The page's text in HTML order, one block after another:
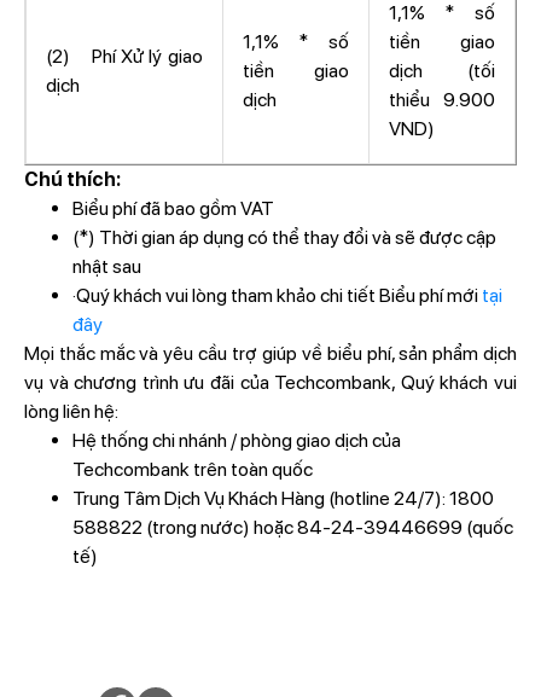
(2) Phí Xử lý giao
dịch
1,1% * số
tiền giao
dịch
1,1% * số
tiền giao
dịch (tối
thiểu 9.900
VND)
Chú thích:
Biểu phí đã bao gồm VAT
(*) Thời gian áp dụng có thể thay đổi và sẽ được cập
nhật sau
·Quý khách vui lòng tham khảo chi tiết Biểu phí mới tại
đây
Mọi thắc mắc và yêu cầu trợ giúp về biểu phí, sản phẩm dịch
vụ và chương trình ưu đãi của Techcombank, Quý khách vui
lòng liên hệ:
Hệ thống chi nhánh / phòng giao dịch của
Techcombank trên toàn quốc
Trung Tâm Dịch Vụ Khách Hàng (hotline 24/7): 1800
588822 (trong nước) hoặc 84-24-39446699 (quốc
tế)